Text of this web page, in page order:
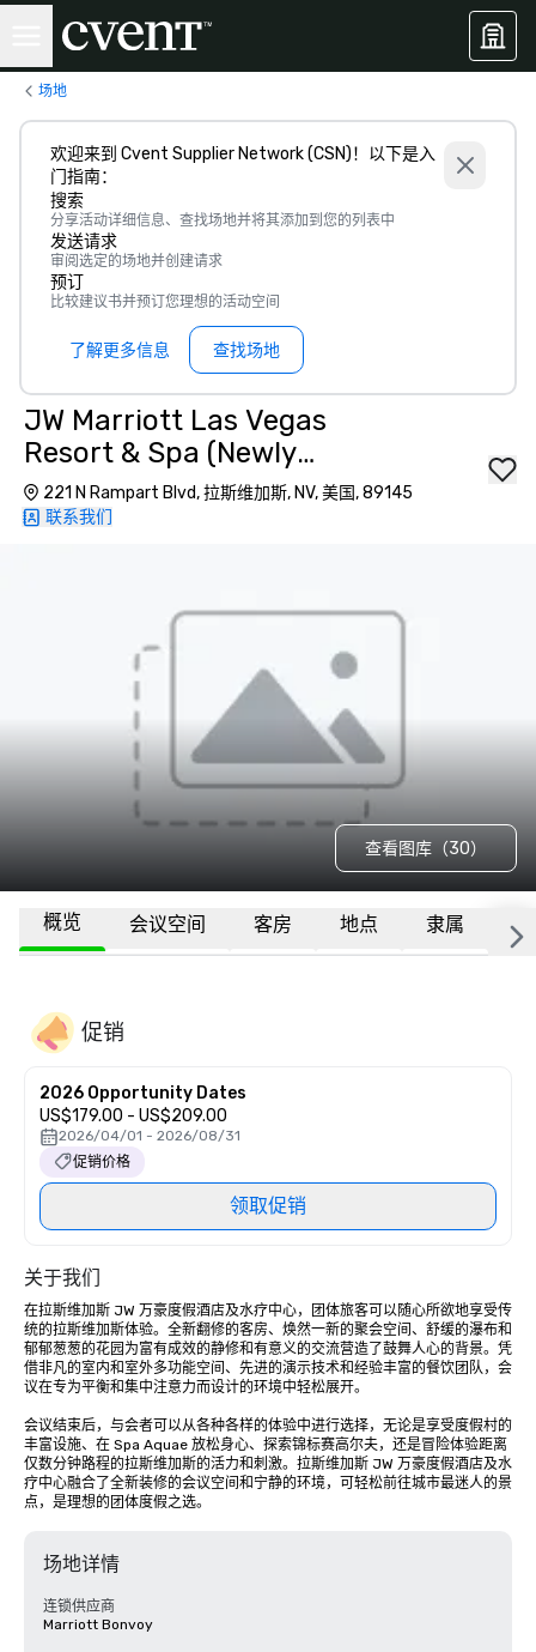
场地
欢迎来到 Cvent Supplier Network (CSN)！以下是入
门指南：
搜索
分享活动详细信息、查找场地并将其添加到您的列表中
发送请求
审阅选定的场地并创建请求
预订
比较建议书并预订您理想的活动空间
了解更多信息 查找场地
JW Marriott Las Vegas
Resort & Spa (Newly
Renovated)
221 N Rampart Blvd, 拉斯维加斯, NV, 美国, 89145
联系我们
查看图库（30）
概览 会议空间 客房 地点 隶属 更
促销
2026 Opportunity Dates
US$179.00 - US$209.00
2026/04/01 - 2026/08/31
促销价格
领取促销
关于我们
在拉斯维加斯 JW 万豪度假酒店及水疗中心，团体旅客可以随心所欲地享受传
统的拉斯维加斯体验。全新翻修的客房、焕然一新的聚会空间、舒缓的瀑布和
郁郁葱葱的花园为富有成效的静修和有意义的交流营造了鼓舞人心的背景。凭
借非凡的室内和室外多功能空间、先进的演示技术和经验丰富的餐饮团队，会
议在专为平衡和集中注意力而设计的环境中轻松展开。
会议结束后，与会者可以从各种各样的体验中进行选择，无论是享受度假村的
丰富设施、在 Spa Aquae 放松身心、探索锦标赛高尔夫，还是冒险体验距离
仅数分钟路程的拉斯维加斯的活力和刺激。拉斯维加斯 JW 万豪度假酒店及水
疗中心融合了全新装修的会议空间和宁静的环境，可轻松前往城市最迷人的景
点，是理想的团体度假之选。
场地详情
连锁供应商
Marriott Bonvoy